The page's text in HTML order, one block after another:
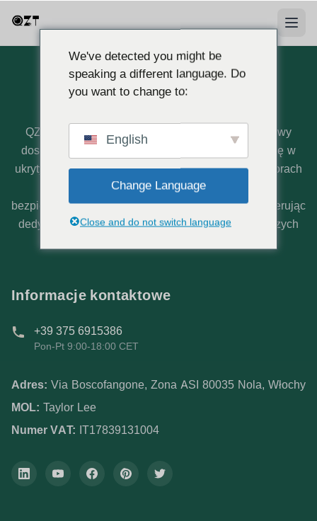
O nas
QZT to profesjonalny europejski producent i hurtowy
dostawca kamer szpiegowskich. Specjalizujemy się w
ukrytych kamerach z certyfikatem CE, mini rejestratorach
DVR oraz kompleksowych rozwiązaniach
bezpieczeństwa, zapewniając wyjątkową jakość i oferując
dedykowane lokalne wsparcie bezpośrednio z naszych
Informacje kontaktowe
+39 375 6915386
Pon-Pt 9:00-18:00 CET
Adres: Via Boscofangone, Zona ASI 80035 Nola, Włochy
MOL: Taylor Lee
Numer VAT: IT17839131004
We've detected you might be
speaking a different language. Do
you want to change to:
English
Change Language
Close and do not switch language